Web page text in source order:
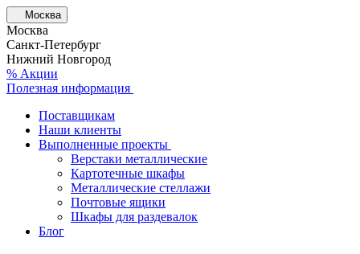
Москва
Москва
Санкт-Петербург
Нижний Новгород
% Акции
Полезная информация
Поставщикам
Наши клиенты
Выполненные проекты
Верстаки металлические
Картотечные шкафы
Металлические стеллажи
Почтовые ящики
Шкафы для раздевалок
Блог